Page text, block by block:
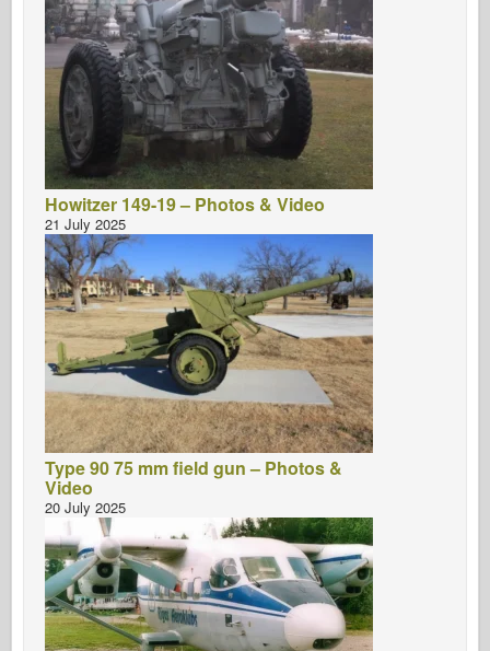
Howitzer 149-19 – Photos & Video
21 July 2025
Type 90 75 mm field gun – Photos &
Video
20 July 2025